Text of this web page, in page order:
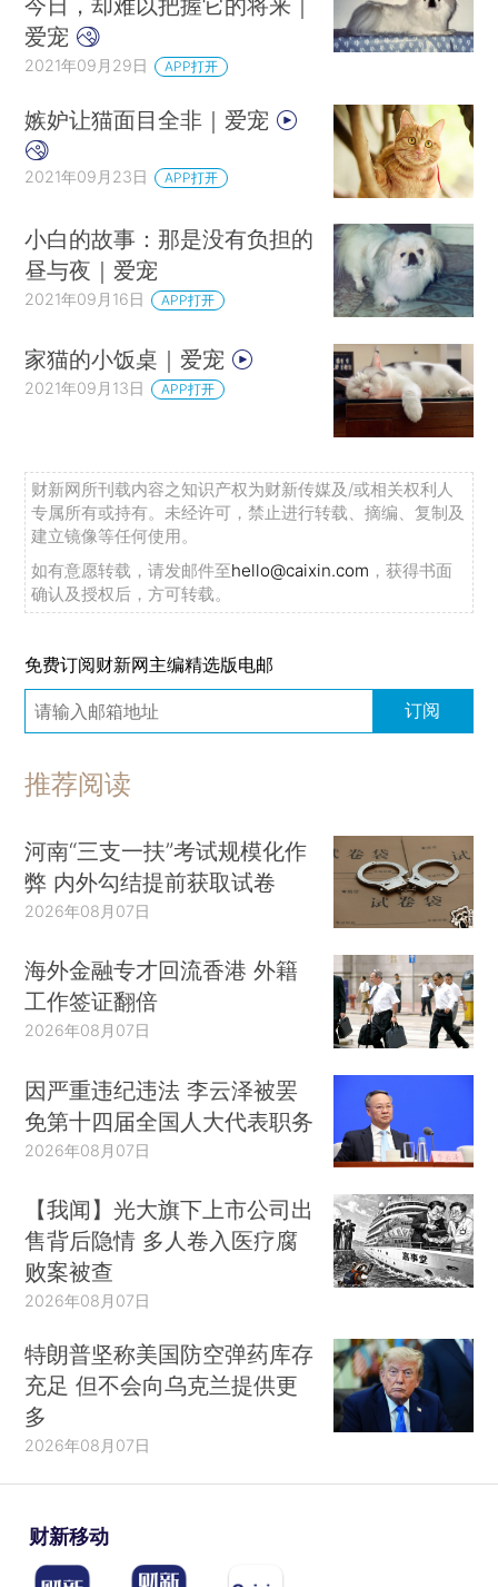
爱宠
2021年09月29日 APP打开
嫉妒让猫面目全非｜爱宠
2021年09月23日 APP打开
小白的故事：那是没有负担的
昼与夜｜爱宠
2021年09月16日 APP打开
家猫的小饭桌｜爱宠
2021年09月13日 APP打开
财新网所刊载内容之知识产权为财新传媒及/或相关权利人
专属所有或持有。未经许可，禁止进行转载、摘编、复制及
建立镜像等任何使用。
如有意愿转载，请发邮件至hello@caixin.com ，获得书面
确认及授权后，方可转载。
免费订阅财新网主编精选版电邮
订阅
推荐阅读
河南“三支一扶”考试规模化作
弊 内外勾结提前获取试卷
2026年08月07日
海外金融专才回流香港 外籍
工作签证翻倍
2026年08月07日
因严重违纪违法 李云泽被罢
免第十四届全国人大代表职务
2026年08月07日
【我闻】光大旗下上市公司出
售背后隐情 多人卷入医疗腐
败案被查
2026年08月07日
特朗普坚称美国防空弹药库存
充足 但不会向乌克兰提供更
多
2026年08月07日
财新移动